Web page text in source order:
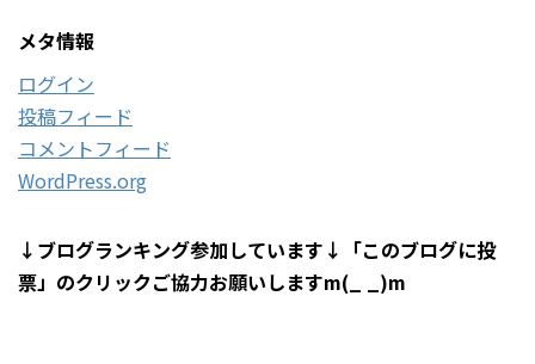
メタ情報
ログイン
投稿フィード
コメントフィード
WordPress.org
↓ブログランキング参加しています↓「このブログに投
票」のクリックご協力お願いしますm(_ _)m